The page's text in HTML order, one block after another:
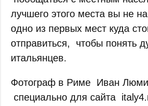
лучшего этого места вы не
одно из первых мест куда
отправиться, чтобы понять
итальянцев.
Фотограф в Риме Иван
специально для сайта